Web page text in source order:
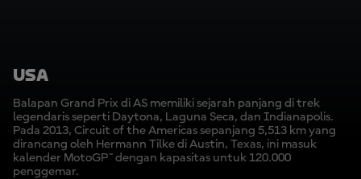
USA
Balapan Grand Prix di AS memiliki sejarah panjang di trek
legendaris seperti Daytona, Laguna Seca, dan Indianapolis.
Pada 2013, Circuit of the Americas sepanjang 5,513 km yang
dirancang oleh Hermann Tilke di Austin, Texas, ini masuk
kalender MotoGP™ dengan kapasitas untuk 120.000
penggemar.